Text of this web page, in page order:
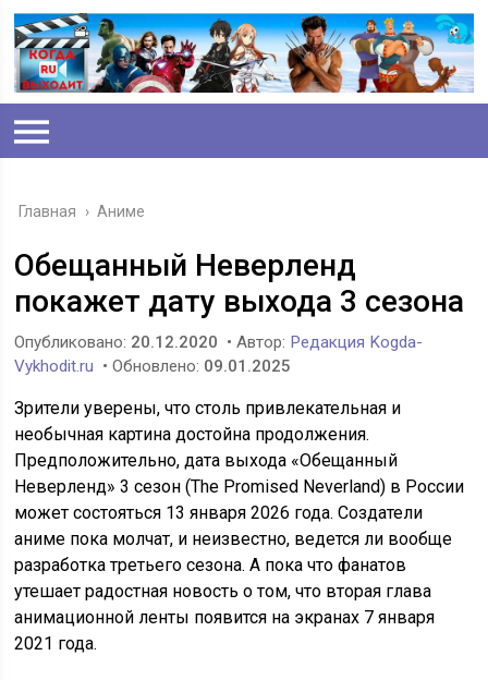
Главная › Аниме
Обещанный Неверленд
покажет дату выхода 3 сезона
Опубликовано: 20.12.2020 • Автор: Редакция Kogda-
Vykhodit.ru • Обновлено: 09.01.2025
Зрители уверены, что столь привлекательная и
необычная картина достойна продолжения.
Предположительно, дата выхода «Обещанный
Неверленд» 3 сезон (The Promised Neverland) в России
может состояться 13 января 2026 года. Создатели
аниме пока молчат, и неизвестно, ведется ли вообще
разработка третьего сезона. А пока что фанатов
утешает радостная новость о том, что вторая глава
анимационной ленты появится на экранах 7 января
2021 года.